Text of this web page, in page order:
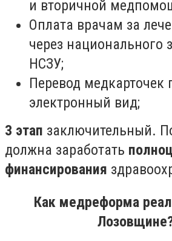
и вторичной
Оплата врачам за
через национального
НСЗУ;
Перевод медкарточек
электронный вид;
3 этап заключительный.
должна заработать
финансирования
Как медреформа